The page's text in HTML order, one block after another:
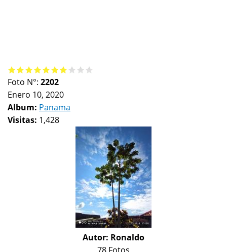
Foto N°: 2202
Enero 10, 2020
Album: Panama
Visitas: 1,428
Autor: Ronaldo
78 Fotos